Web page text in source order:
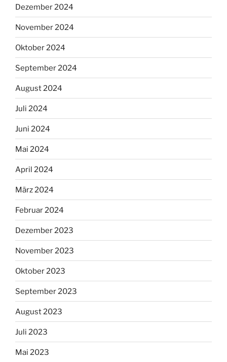
Dezember 2024
November 2024
Oktober 2024
September 2024
August 2024
Juli 2024
Juni 2024
Mai 2024
April 2024
März 2024
Februar 2024
Dezember 2023
November 2023
Oktober 2023
September 2023
August 2023
Juli 2023
Mai 2023